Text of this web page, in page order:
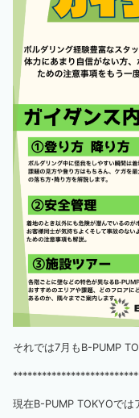
それでは7月もB-PUMP
現在B-PUMP TOKYOでは